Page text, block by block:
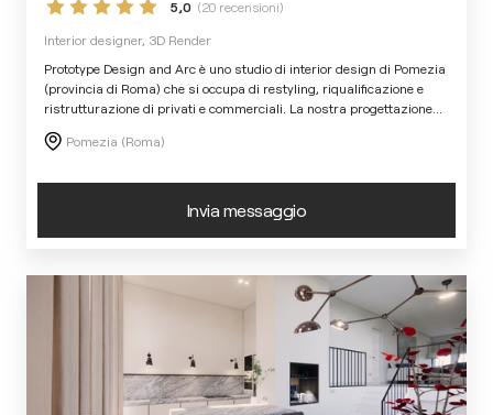
5,0 (20 recensioni)
Interior designer, 3D Render
Prototype Design and Arc è uno studio di interior design di Pomezia
(provincia di Roma) che si occupa di restyling, riqualificazione e
ristrutturazione di privati e commerciali. La nostra progettazione
Pomezia (Roma)
Invia messaggio